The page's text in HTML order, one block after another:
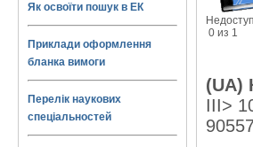
Як освоїти пошук в ЕК
Приклади оформлення
бланка вимоги
Перелік наукових
спеціальностей
0 из 1
(UA)
III>